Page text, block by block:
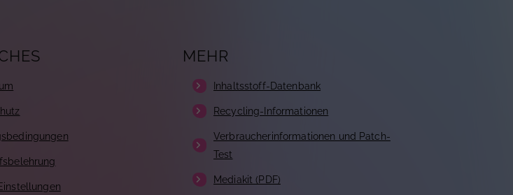
MEHR
Inhaltsstoff-Datenbank
Recycling-Informationen
Verbraucherinformationen und Patch-
Test
Mediakit (PDF)